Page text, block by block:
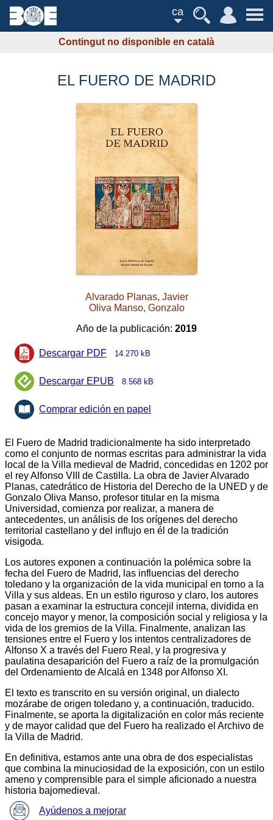
ca
Contingut no disponible en català
EL FUERO DE MADRID
Alvarado Planas, Javier
Oliva Manso, Gonzalo
Año de la publicación: 2019
Descargar PDF 14.270 kB
Descargar EPUB 8.568 kB
Comprar edición en papel
El Fuero de Madrid tradicionalmente ha sido interpretado
como el conjunto de normas escritas para administrar la vida
local de la Villa medieval de Madrid, concedidas en 1202 por
el rey Alfonso VIII de Castilla. La obra de Javier Alvarado
Planas, catedrático de Historia del Derecho de la UNED y de
Gonzalo Oliva Manso, profesor titular en la misma
Universidad, comienza por realizar, a manera de
antecedentes, un análisis de los orígenes del derecho
territorial castellano y del influjo en él de la tradición
visigoda.
Los autores exponen a continuación la polémica sobre la
fecha del Fuero de Madrid, las influencias del derecho
toledano y la organización de la vida municipal en torno a la
Villa y sus aldeas. En un estilo riguroso y claro, los autores
pasan a examinar la estructura concejil interna, dividida en
concejo mayor y menor, la composición social y religiosa y la
vida de los gremios de la Villa. Finalmente, analizan las
tensiones entre el Fuero y los intentos centralizadores de
Alfonso X a través del Fuero Real, y la progresiva y
paulatina desaparición del Fuero a raíz de la promulgación
del Ordenamiento de Alcalá en 1348 por Alfonso XI.
El texto es transcrito en su versión original, un dialecto
mozárabe de origen toledano y, a continuación, traducido.
Finalmente, se aporta la digitalización en color más reciente
y de mayor calidad que del Fuero ha realizado el Archivo de
la Villa de Madrid.
En definitiva, estamos ante una obra de dos especialistas
que combina la minuciosidad de la exposición, con un estilo
ameno y comprensible para el simple aficionado a nuestra
historia bajomedieval.
Ayúdenos a mejorar